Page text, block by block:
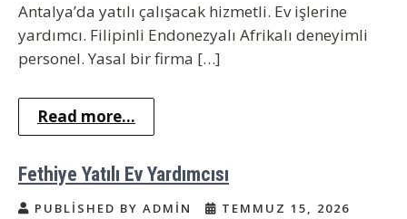
Antalya’da yatılı çalışacak hizmetli. Ev işlerine
yardımcı. Filipinli Endonezyalı Afrikalı deneyimli
personel. Yasal bir firma […]
Read more...
Fethiye Yatılı Ev Yardımcısı
PUBLISHED BY ADMIN TEMMUZ 15, 2026